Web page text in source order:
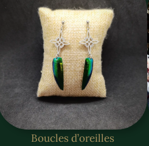
Boucles d’oreilles